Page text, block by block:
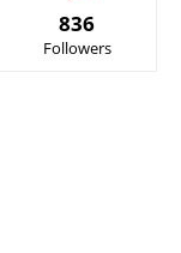
836
Followers